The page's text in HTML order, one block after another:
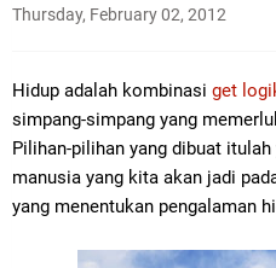
Thursday, February 02, 2012
Hidup adalah kombinasi get
simpang-simpang yang
Pilihan-pilihan yang dibuat
manusia yang kita akan jadi
yang menentukan pengalaman